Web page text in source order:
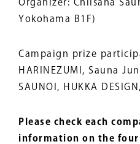
Organizer: Chiisana
Yokohama B1F)
Campaign prize
HARINEZUMI, Sauna
SAUNOI, HUKKA
Please check each
information on the